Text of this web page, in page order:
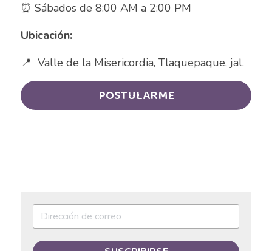
Auxiliar de almacén
Auxiliar de Almacén
Auxiliar de Caja General
Auxiliar de cajas
Auxiliar de Logística de Patio
Auxiliar de mantenimiento
⏰ Sábados de 8:00 AM a 2:00 PM
Ubicación:
📍  Valle de la Misericordia, Tlaquepaque, jal.
POSTULARME